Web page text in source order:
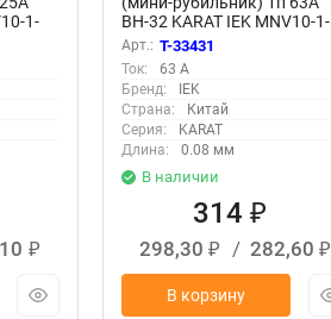
1-
₽
ВН-32 KARAT IEK MNV10-1-
063
Арт.: T-33431
Ток:
63 А
Бренд:
IEK
Страна:
Китай
Серия:
KARAT
Длина:
0.08 мм
В наличии
314 ₽
298,30 ₽ / 282,60 ₽
В корзину